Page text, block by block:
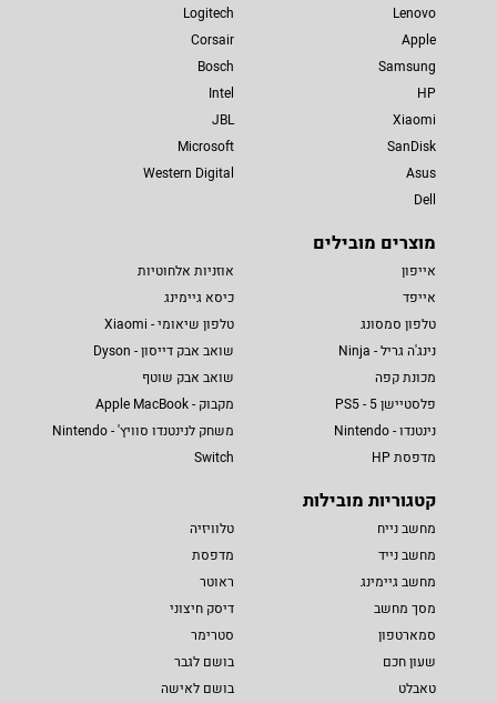
Lenovo
Apple
Samsung
HP
Xiaomi
SanDisk
Asus
Dell
Logitech
Corsair
Bosch
Intel
JBL
Microsoft
Western Digital
מוצרים מובילים
אייפון
אייפד
טלפון סמסונג
נינג'ה גריל - Ninja
מכונת קפה
פלסטיישן 5 - PS5
נינטנדו - Nintendo
מדפסת HP
אוזניות אלחוטיות
כיסא גיימינג
טלפון שיאומי - Xiaomi
שואב אבק דייסון - Dyson
שואב אבק שוטף
מקבוק - Apple MacBook
משחק לנינטנדו סוויץ' - Nintendo
Switch
קטגוריות מובילות
מחשב נייח
מחשב נייד
מחשב גיימינג
מסך מחשב
סמארטפון
שעון חכם
טאבלט
טלוויזיה
מדפסת
ראוטר
דיסק חיצוני
סטרימר
בושם לגבר
בושם לאישה